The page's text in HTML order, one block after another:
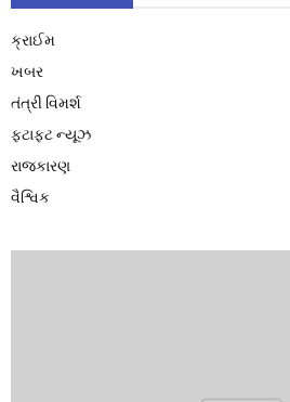
ક્રાઈમ
ખબર
તંત્રી વિમર્શ
ફટાફટ ન્યૂઝ
રાજકારણ
વૈશ્વિક